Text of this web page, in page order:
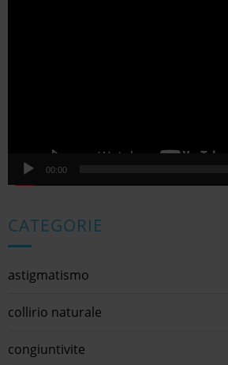
00:00
CATEGORIE
astigmatismo
collirio naturale
congiuntivite